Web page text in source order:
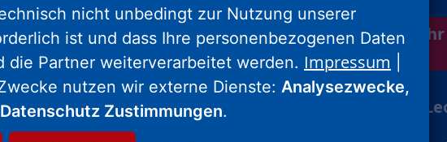
Stadtentwicklungs- und
Hessen mbH
18
Kassel
Chatbot
nicht unbedingt zur Nutzung unserer
ist und dass Ihre personenbezogenen Daten
die Partner weiterverarbeitet werden. Impressum
nutzen wir externe Dienste: Analysezwecke,
Zustimmungen.